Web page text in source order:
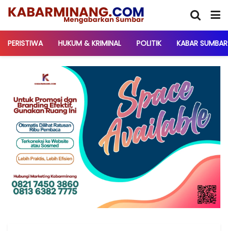
PERISTIWA HUKUM & KRIMINAL POLITIK KABAR SUMBAR